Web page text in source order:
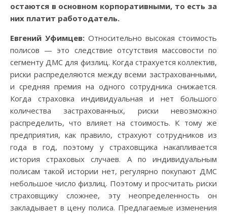
остаются в основном корпоративными, то есть за
них платит работодатель.
Евгений Уфимцев: Относительно высокая стоимость
полисов — это следствие отсутствия массовости по
сегменту ДМС для физлиц. Когда страхуется коллектив,
риски распределяются между всеми застрахованными,
и средняя премия на одного сотрудника снижается.
Когда страховка индивидуальная и нет большого
количества застрахованных, риски невозможно
распределить, что влияет на стоимость. К тому же
предприятия, как правило, страхуют сотрудников из
года в год, поэтому у страховщика накапливается
история страховых случаев. А по индивидуальным
полисам такой истории нет, регулярно покупают ДМС
небольшое число физлиц. Поэтому и просчитать риски
страховщику сложнее, эту неопределенность он
закладывает в цену полиса. Предлагаемые изменения